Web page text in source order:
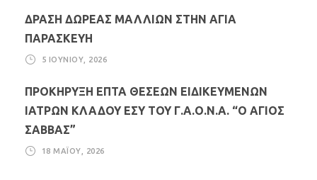
ΔΡΑΣΗ ΔΩΡΕΑΣ ΜΑΛΛΙΩΝ ΣΤΗΝ ΑΓΙΑ
ΠΑΡΑΣΚΕΥΗ
5 ΙΟΥΝΊΟΥ, 2026
ΠΡΟΚΗΡΥΞΗ ΕΠΤΑ ΘΕΣΕΩΝ ΕΙΔΙΚΕΥΜΕΝΩΝ
ΙΑΤΡΩΝ ΚΛΑΔΟΥ ΕΣΥ ΤΟΥ Γ.Α.Ο.Ν.Α. “Ο ΑΓΙΟΣ
ΣΑΒΒΑΣ”
18 ΜΑΪ́ΟΥ, 2026